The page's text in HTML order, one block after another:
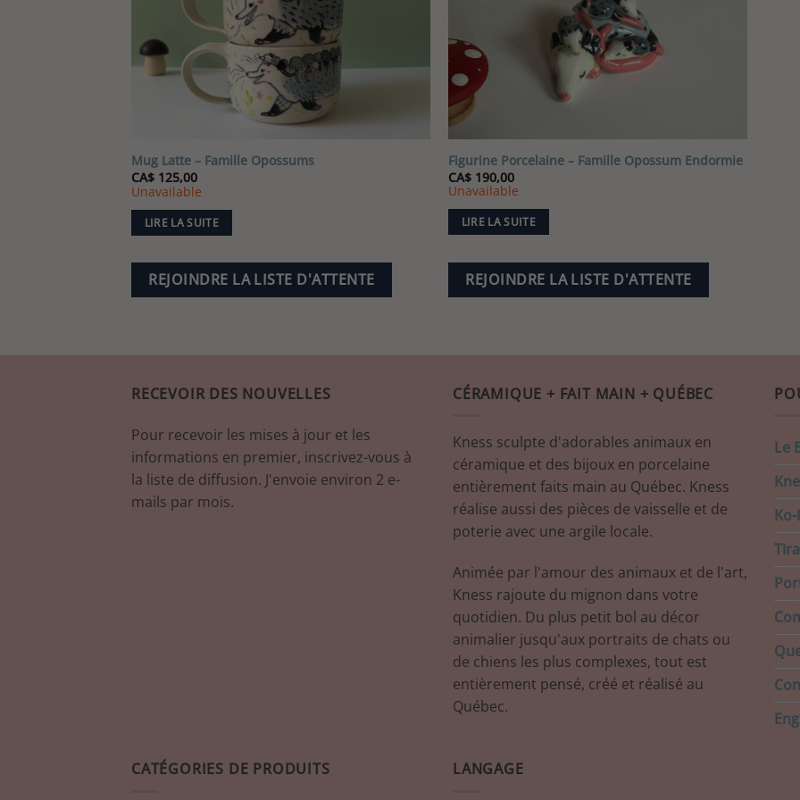
être
choisies
page
du
produit
Mug Latte – Famille Opossums
CA$125,00
Unavailable
LIRE LA SUITE
REJOINDRE LA LISTE D'ATTENTE
Figurine Porcelaine – Famille Opossum Endormie
CA$190,00
Unavailable
LIRE LA SUITE
REJOINDRE LA LISTE D'ATTENTE
RECEVOIR DES NOUVELLES
Pour recevoir les mises à jour et les
informations en premier, inscrivez-vous à
la liste de diffusion. J'envoie environ 2 e-
mails par mois.
CÉRAMIQUE + FAIT MAIN + QUÉBEC
Kness sculpte d'adorables animaux en
céramique et des bijoux en porcelaine
entièrement faits main au Québec. Kness
réalise aussi des pièces de vaisselle et de
poterie avec une argile locale.
Animée par l'amour des animaux et de l'art,
Kness rajoute du mignon dans votre
quotidien. Du plus petit bol au décor
animalier jusqu'aux portraits de chats ou
de chiens les plus complexes, tout est
entièrement pensé, créé et réalisé au
Québec.
Le
CATÉGORIES DE PRODUITS LANGAGE